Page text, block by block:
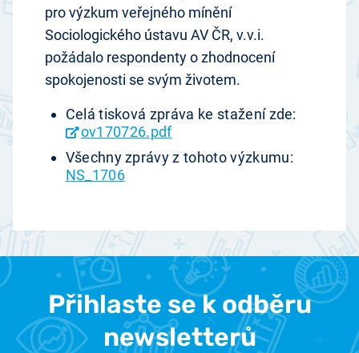
pro výzkum veřejného mínění
Sociologického ústavu AV ČR, v.v.i.
požádalo respondenty o zhodnocení
spokojenosti se svým životem.
Celá tisková zpráva ke stažení zde:
ov170726.pdf
Všechny zprávy z tohoto výzkumu:
NS_1706
Přihlaste se k odběru
newsletterů